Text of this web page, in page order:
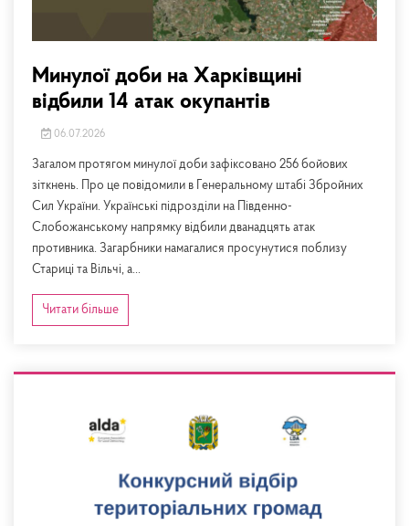
Минулої доби на Харківщині
відбили 14 атак окупантів
06.07.2026
Загалом протягом минулої доби зафіксовано 256 бойових
зіткнень. Про це повідомили в Генеральному штабі Збройних
Сил України. Українські підрозділи на Південно-
Слобожанському напрямку відбили дванадцять атак
противника. Загарбники намагалися просунутися поблизу
Стариці та Вільчі, а...
Читати більше